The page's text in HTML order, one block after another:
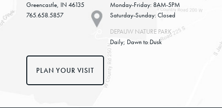
Greencastle, IN 46135
765.658.5857
PLAN YOUR VISIT
Monday-Friday: 8AM-5PM
Saturday-Sunday: Closed
DEPAUW NATURE PARK
Daily; Dawn to Dusk